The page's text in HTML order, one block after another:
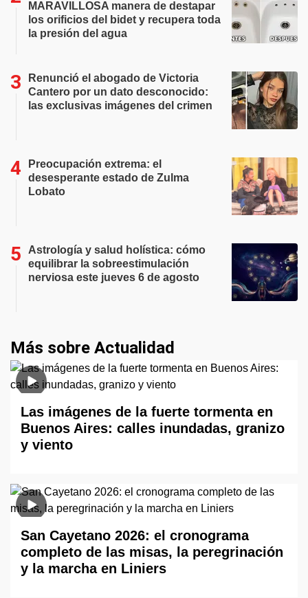
MARAVILLOSA manera de destapar
los orificios del bidet y recupera toda
la presión del agua
Renunció el abogado de Victoria
Cantero por un dato desconocido:
las exclusivas imágenes del crimen
Preocupación extrema: el
desesperante estado de Zulma
Lobato
Astrología y salud holística: cómo
equilibrar la sobreestimulación
nerviosa este jueves 6 de agosto
Más sobre Actualidad
Las imágenes de la fuerte tormenta en
Buenos Aires: calles inundadas, granizo
y viento
San Cayetano 2026: el cronograma
completo de las misas, la peregrinación
y la marcha en Liniers